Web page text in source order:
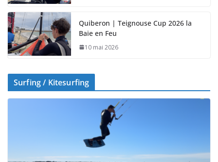
Quiberon | Teignouse Cup 2026 la
Baie en Feu
10 mai 2026
Surfing / Kitesurfing